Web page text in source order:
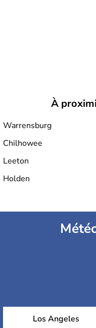
À
Warrensburg
Chilhowee
Leeton
Holden
Los Angeles